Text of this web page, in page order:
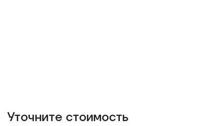
Уточнитe стоимость